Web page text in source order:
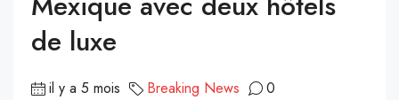
de luxe
il y a 5 mois Breaking News 0